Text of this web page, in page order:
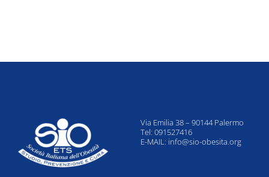
Via Emilia 38 – 90144 Palermo
Tel: 091527416
E-MAIL: info@sio-obesita.org